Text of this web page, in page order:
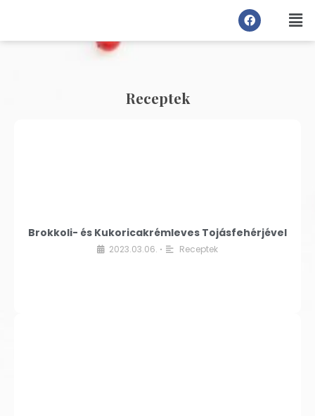
Receptek
Brokkoli- és Kukoricakrémleves Tojásfehérjével
2023.03.06. • Receptek